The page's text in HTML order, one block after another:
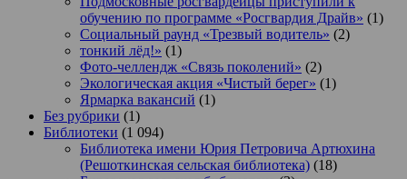
обучению по программе «Росгвардия Драйв» (1)
Социальный раунд «Трезвый водитель» (2)
тонкий лёд!» (1)
Фото-челлендж «Связь поколений» (2)
Экологическая акция «Чистый берег» (1)
Ярмарка вакансий (1)
Без рубрики (1)
Библиотеки (1 094)
Библиотека имени Юрия Петровича Артюхина
(Решоткинская сельская библиотека) (18)